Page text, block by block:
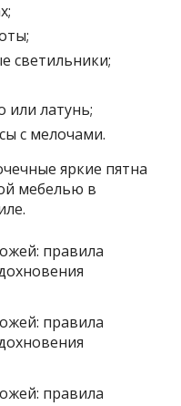
светильники;
или латунь;
с мелочами.
яркие пятна
мебелью в